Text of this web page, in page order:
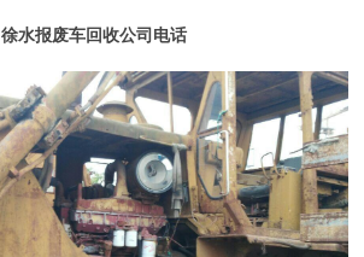
徐水报废车回收公司电话